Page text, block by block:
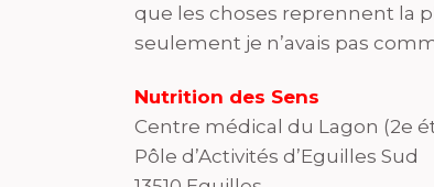
que les choses reprennent la
seulement je n’avais pas
Nutrition des Sens
Centre médical du Lagon (2e
Pôle d’Activités d’Eguilles Sud